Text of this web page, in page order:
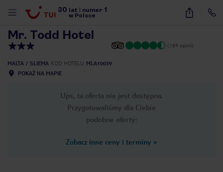
30 lat numer 1
w Polsce
19
Mr. Todd Hotel
(189 opinii)
MALTA SLIEMA KOD HOTELU MLA10039
POKAŻ NA MAPIE
Ups, ta oferta nie jest dostępna.
Przygotowaliśmy dla Ciebie
podobne oferty:
Zobacz inne ceny i terminy »